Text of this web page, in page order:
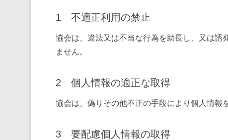
1 不適正利用の禁止
協会は、違法又は不当な行為を助長し、又は誘
ません。
2 個人情報の適正な取得
協会は、偽りその他不正の手段により個人情報
3 要配慮個人情報の取得